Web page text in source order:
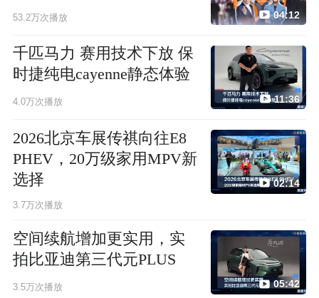
53.2万次播放 04:12
千匹马力 赛用技术下放 保
时捷纯电cayenne静态体验
4.0万次播放 11:36
2026北京车展传祺向往E8
PHEV，20万级家用MPV新
选择
3.7万次播放
02:14
空间续航增加更实用，实
拍比亚迪第三代元PLUS
3.5万次播放 05:42